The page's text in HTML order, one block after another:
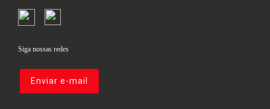
Siga nossas redes
Enviar e-mail